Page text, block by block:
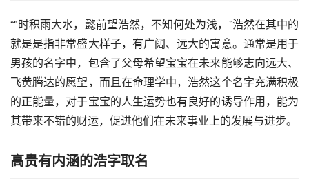
“"时积雨大水，懿前望浩然，不知何处为浅，”浩然在其中的
就是是指非常盛大样子，有广阔、远大的寓意。通常是用于
男孩的名字中，包含了父母希望宝宝在未来能够志向远大、
飞黄腾达的愿望，而且在命理学中，浩然这个名字充满积极
的正能量，对于宝宝的人生运势也有良好的诱导作用，能为
其带来不错的财运，促进他们在未来事业上的发展与进步。
高贵有内涵的浩字取名